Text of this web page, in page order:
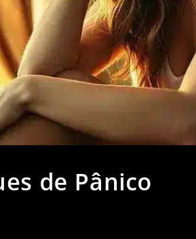
de Pânico